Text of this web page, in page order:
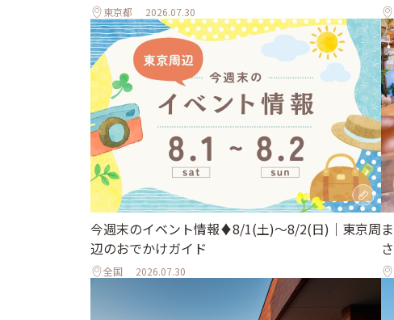
東京都 2026.07.30
今週末のイベント情報♦︎8/1(土)〜8/2(日)｜東京周
辺のおでかけガイド
全国 2026.07.30